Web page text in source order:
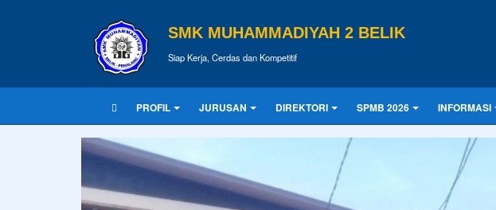
SMK MUHAMMADIYAH 2 BELIK
Siap Kerja, Cerdas dan Kompetitif
PROFIL JURUSAN DIREKTORI SPMB 2026 INFORMASI